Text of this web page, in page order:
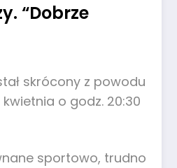
“Dobrze
skrócony z powodu
o godz. 20:30
sportowo, trudno